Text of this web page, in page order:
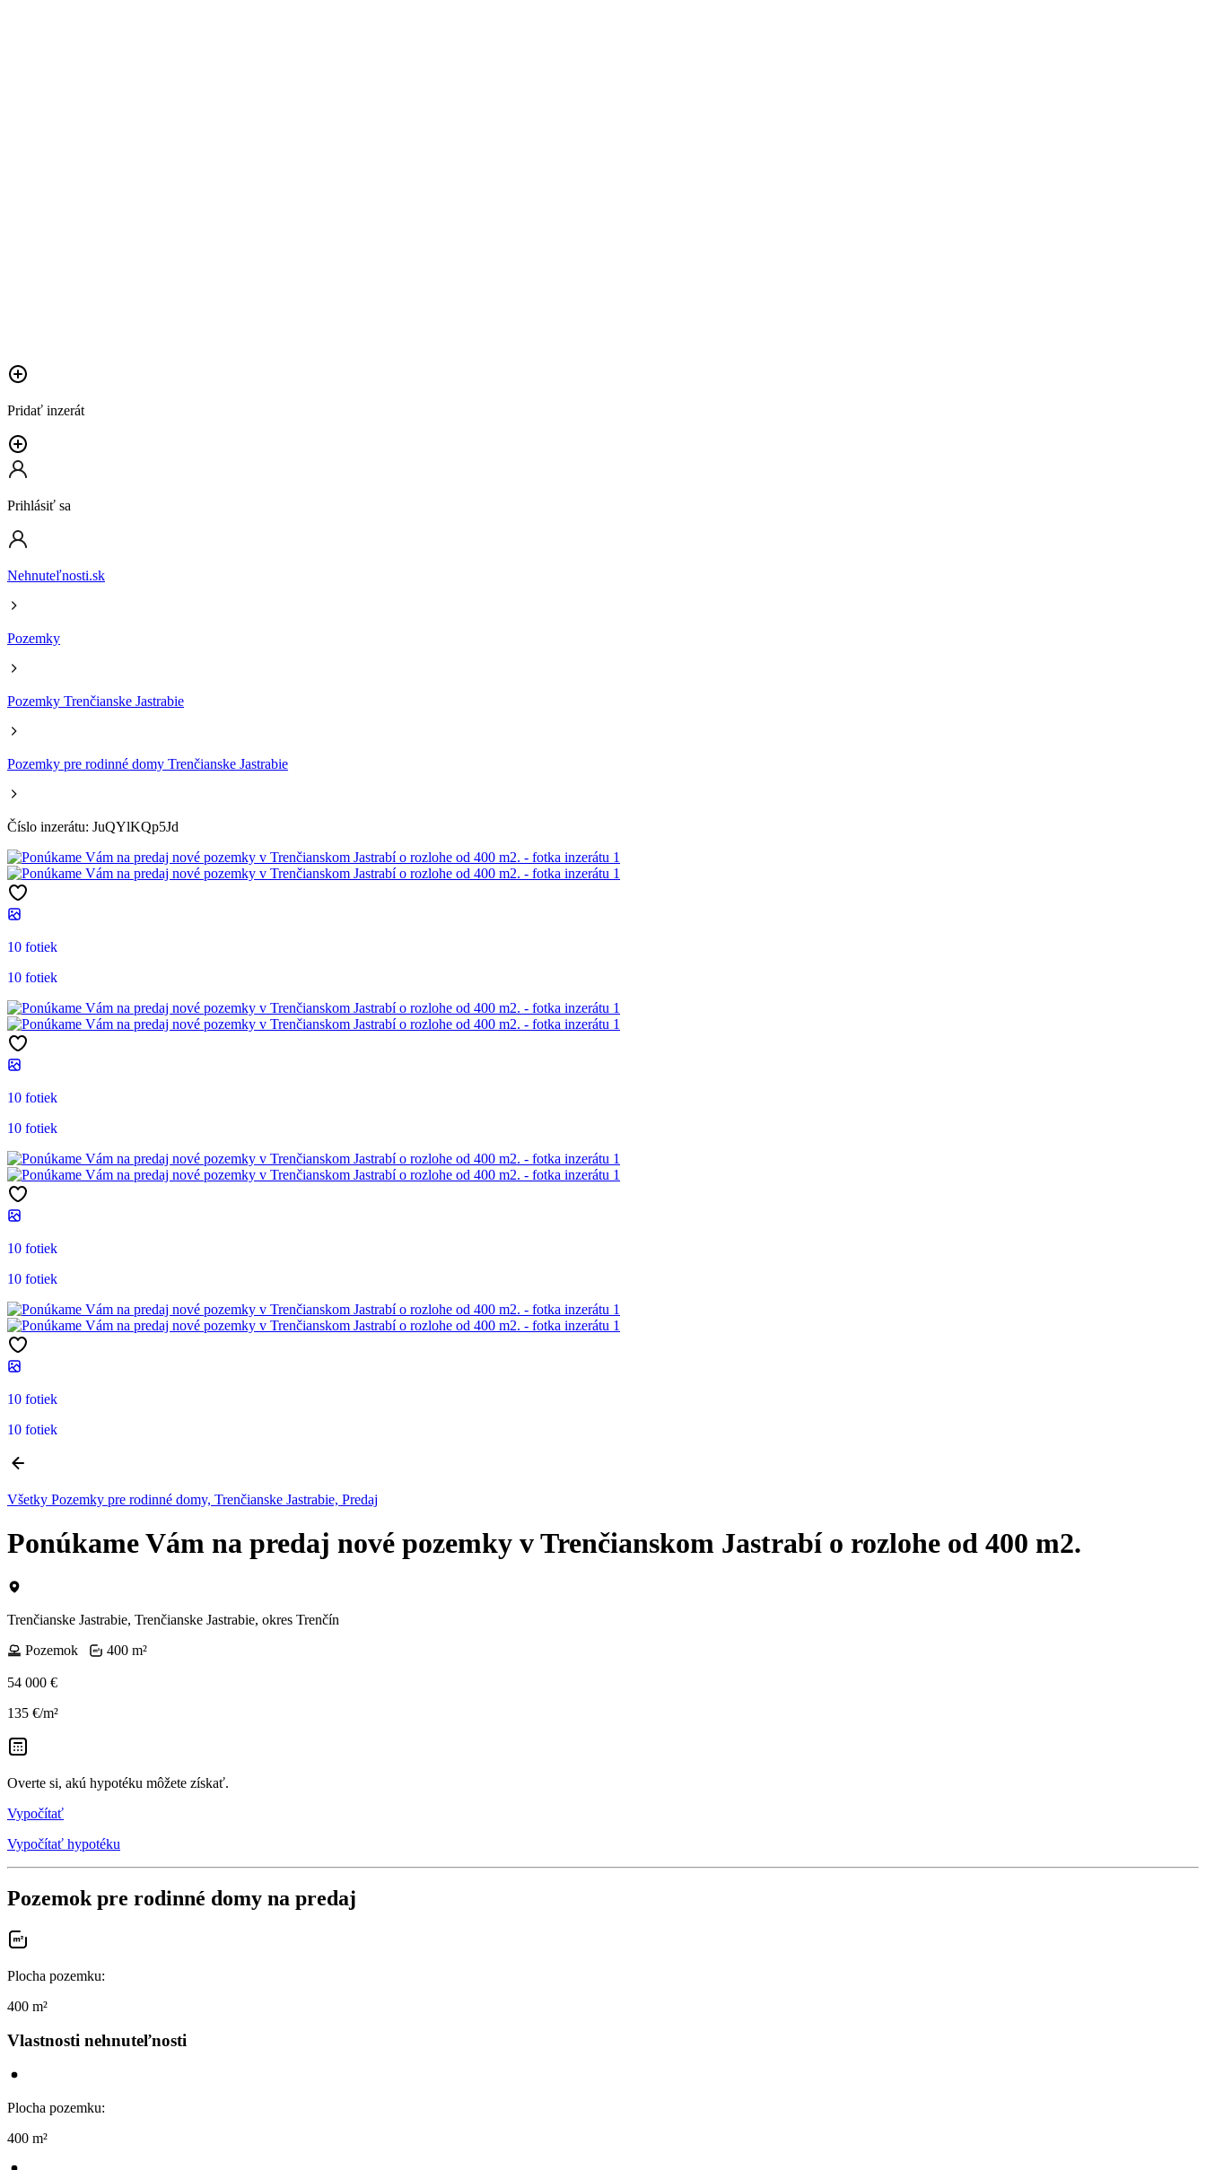
Pridať inzerát
Prihlásiť sa
Nehnuteľnosti.sk
Pozemky
Pozemky Trenčianske Jastrabie
Pozemky pre rodinné domy Trenčianske Jastrabie
Číslo inzerátu: JuQYlKQp5Jd
10 fotiek
10 fotiek
10 fotiek
10 fotiek
10 fotiek
10 fotiek
10 fotiek
10 fotiek
Všetky Pozemky pre rodinné domy, Trenčianske Jastrabie, Predaj
Ponúkame Vám na predaj nové pozemky v Trenčianskom Jastrabí o rozlohe od 400 m2.
Trenčianske Jastrabie, Trenčianske Jastrabie, okres Trenčín
Pozemok
400 m²
54 000 €
135 €/m²
Overte si, akú hypotéku môžete získať.
Vypočítať
Vypočítať hypotéku
Pozemok pre rodinné domy na predaj
Plocha pozemku:
400 m²
Vlastnosti nehnuteľnosti
Plocha pozemku:
400 m²